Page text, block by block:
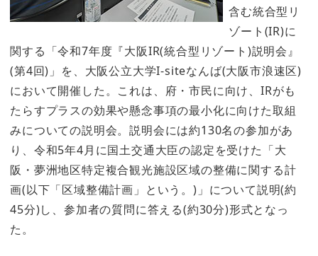
含む統合型リ
ゾート(IR)に
関する「令和7年度『大阪IR(統合型リゾート)説明会』
(第4回)」を、大阪公立大学I-siteなんば(大阪市浪速区)
において開催した。これは、府・市民に向け、IRがも
たらすプラスの効果や懸念事項の最小化に向けた取組
みについての説明会。説明会には約130名の参加があ
り、令和5年4月に国土交通大臣の認定を受けた「大
阪・夢洲地区特定複合観光施設区域の整備に関する計
画(以下「区域整備計画」という。)」について説明(約
45分)し、参加者の質問に答える(約30分)形式となっ
た。